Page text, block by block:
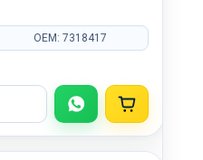
OEM: 7318417